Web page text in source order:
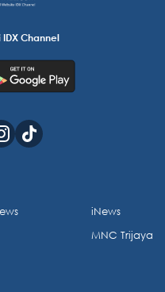
Channel
iNews
MNC Trijaya